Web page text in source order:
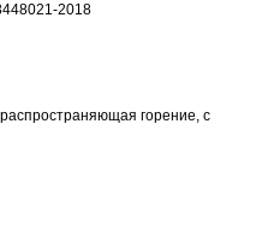
2018
горение, с